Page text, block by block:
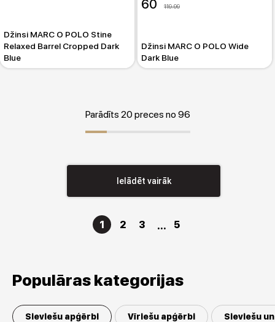
Džinsi MARC O POLO Stine
Relaxed Barrel Cropped Dark
Blue
60 119.99
Džinsi MARC O POLO Wide
Dark Blue
Parādīts 20 preces no 96
Ielādēt vairāk
1 2 3 5
Populāras kategorijas
Sieviešu apģērbi Vīriešu apģērbi Sieviešu